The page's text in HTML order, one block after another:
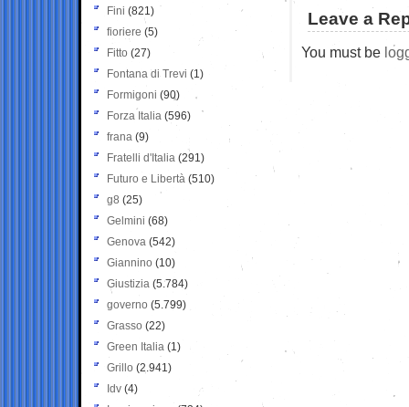
Leave a
You must be
Fini (821)
fioriere (5)
Fitto (27)
Fontana di Trevi (1)
Formigoni (90)
Forza Italia (596)
frana (9)
Fratelli d'Italia (291)
Futuro e Libertà (510)
g8 (25)
Gelmini (68)
Genova (542)
Giannino (10)
Giustizia (5.784)
governo (5.799)
Grasso (22)
Green Italia (1)
Grillo (2.941)
Idv (4)